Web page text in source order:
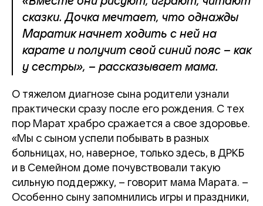
сказки. Дочка мечтает, что однажды
Маратик начнет ходить с ней на
карате и получит свой синий пояс – как
у сестры», – рассказывает мама.
О тяжелом диагнозе сына родители узнали
практически сразу после его рождения. С тех
пор Марат храбро сражается а свое здоровье.
«Мы с сыном успели побывать в разных
больницах, но, наверное, только здесь, в ДРКБ
и в Семейном доме почувствовали такую
сильную поддержку, – говорит мама Марата. –
Особенно сыну запомнились игры и праздники,